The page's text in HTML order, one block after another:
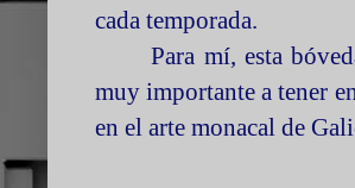
cada temporada.
Para mí, esta
muy importante a tener
en el arte monacal de